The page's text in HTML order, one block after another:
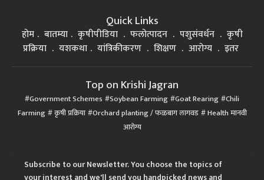
कृषीपीडिया फलोत्पादन
प्रक्रिया
यशकथा यांत्रिकीकरण शिक्षण आरोग्य इतर
Government Schemes Soybean Farming Goat Rearing
Farming कृषी प्रक्रिया Orchard planting / फळबाग लागवड Health मानवी
आरोग्य
your interest and we'll send you handpicked news and
latest updates based on your choice.